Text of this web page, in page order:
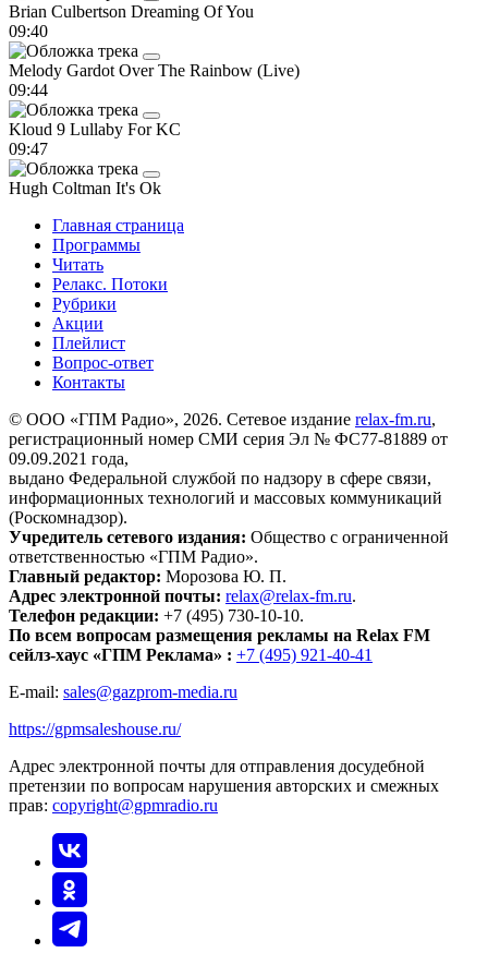
Brian Culbertson Dreaming Of You
09:40
Melody Gardot Over The Rainbow (Live)
09:44
Kloud 9 Lullaby For KC
09:47
Hugh Coltman It's Ok
Главная страница
Программы
Читать
Релакс. Потоки
Рубрики
Акции
Плейлист
Вопрос-ответ
Контакты
© ООО «ГПМ Радио», 2026. Сетевое издание relax-fm.ru,
регистрационный номер СМИ серия Эл № ФС77-81889 от
09.09.2021 года,
выдано Федеральной службой по надзору в сфере связи,
информационных технологий и массовых коммуникаций
(Роскомнадзор).
Учредитель сетевого издания: Общество с ограниченной
ответственностью «ГПМ Радио».
Главный редактор: Морозова Ю. П.
Адрес электронной почты: relax@relax-fm.ru.
Телефон редакции: +7 (495) 730-10-10.
По всем вопросам размещения рекламы на Relax FM
сейлз-хаус «ГПМ Реклама» : +7 (495) 921-40-41
E-mail: sales@gazprom-media.ru
https://gpmsaleshouse.ru/
Адрес электронной почты для отправления досудебной
претензии по вопросам нарушения авторских и смежных
прав: copyright@gpmradio.ru